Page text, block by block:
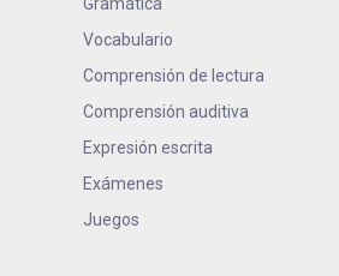
Vocabulario
Comprensión de lectura
Comprensión auditiva
Expresión escrita
Exámenes
Juegos